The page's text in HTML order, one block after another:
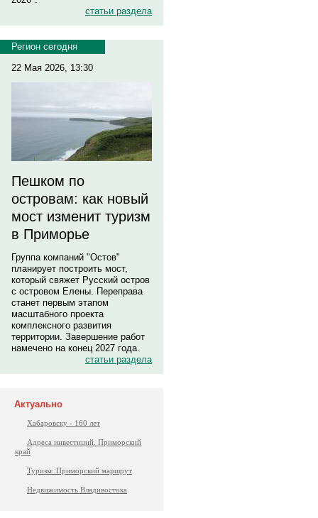
статьи раздела
Регион сегодня
22 Мая 2026, 13:30
Пешком по
островам: как новый
мост изменит туризм
в Приморье
Группа компаний "Остов"
планирует построить мост,
который свяжет Русский остров
с островом Елены. Переправа
станет первым этапом
масштабного проекта
комплексного развития
территории. Завершение работ
намечено на конец 2027 года.
статьи раздела
Актуально
Хабаровску - 160 лет
Адреса инвестиций. Приморский
край
Туризм: Приморский маршрут
Недвижимость Владивостока